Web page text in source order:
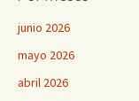
junio 2026
mayo 2026
abril 2026